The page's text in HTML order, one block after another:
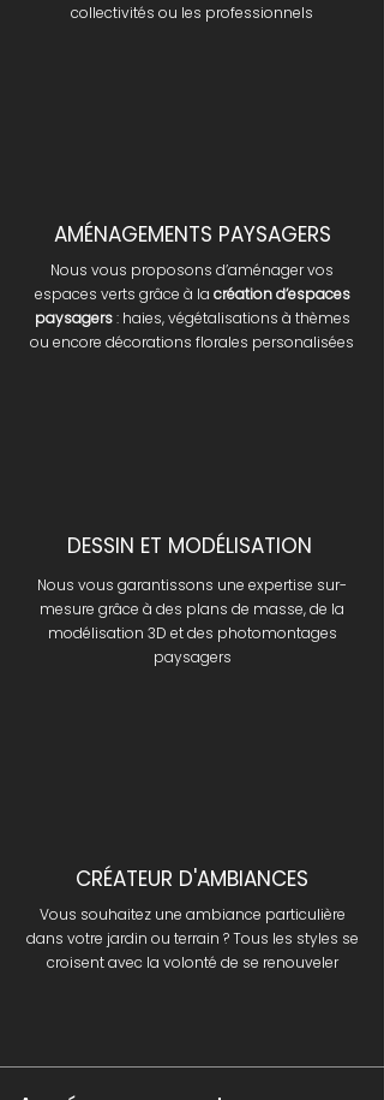
collectivités ou les professionnels
AMÉNAGEMENTS PAYSAGERS
Nous vous proposons d’aménager vos
espaces verts grâce à la création d’espaces
paysagers: haies, végétalisations à thèmes
ou encore décorations florales personalisées
DESSIN ET MODÉLISATION
Nous vous garantissons une expertise sur-
mesure grâce à des plans de masse, de la
modélisation 3D et des photomontages
paysagers
CRÉATEUR D'AMBIANCES
Vous souhaitez une ambiance particulière
dans votre jardin ou terrain ? Tous les styles se
croisent avec la volonté de se renouveler